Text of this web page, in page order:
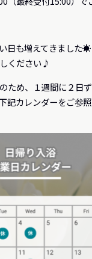
日も増えてきまし
ください♪
ため、１週間に２日
記カレンダーをご参